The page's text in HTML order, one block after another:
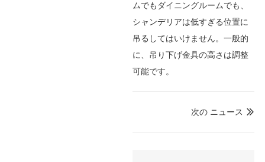
ムでもダイニングルームでも、
シャンデリアは低すぎる位置に
吊るしてはいけません。一般的
に、吊り下げ金具の高さは調整
可能です。

次の ニュース